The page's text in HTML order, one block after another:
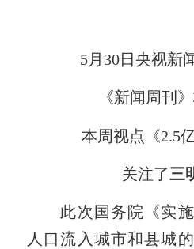
5月30日央视新闻
《新闻周刊》
本周视点《2.5亿
关注了三
此次国务院《实施
人口流入城市和县城